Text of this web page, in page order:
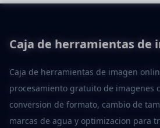
Caja de herramientas de
Caja de herramientas de imagen
procesamiento gratuito de imagenes
conversion de formato, cambio de
marcas de agua y optimizacion para